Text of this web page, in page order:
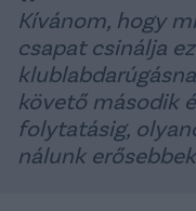
Kívánom, hogy
csapat csinálja
követő második
folytatásig,
nálunk